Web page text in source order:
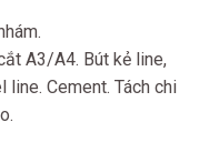
A3/A4. Bút kẻ line,
line. Cement. Tách chi